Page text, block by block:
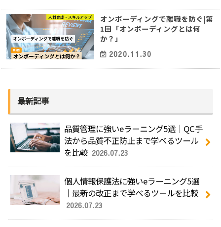
人材育成・スキルアップ
オンボーディングで離職を防ぐ|第
1回「オンボーディングとは何
か？」
2020.11.30
最新記事
品質管理に強いeラーニング5選｜QC手
法から品質不正防止まで学べるツール
を比較 2026.07.23
個人情報保護法に強いeラーニング5選
｜最新の改正まで学べるツールを比較
2026.07.23